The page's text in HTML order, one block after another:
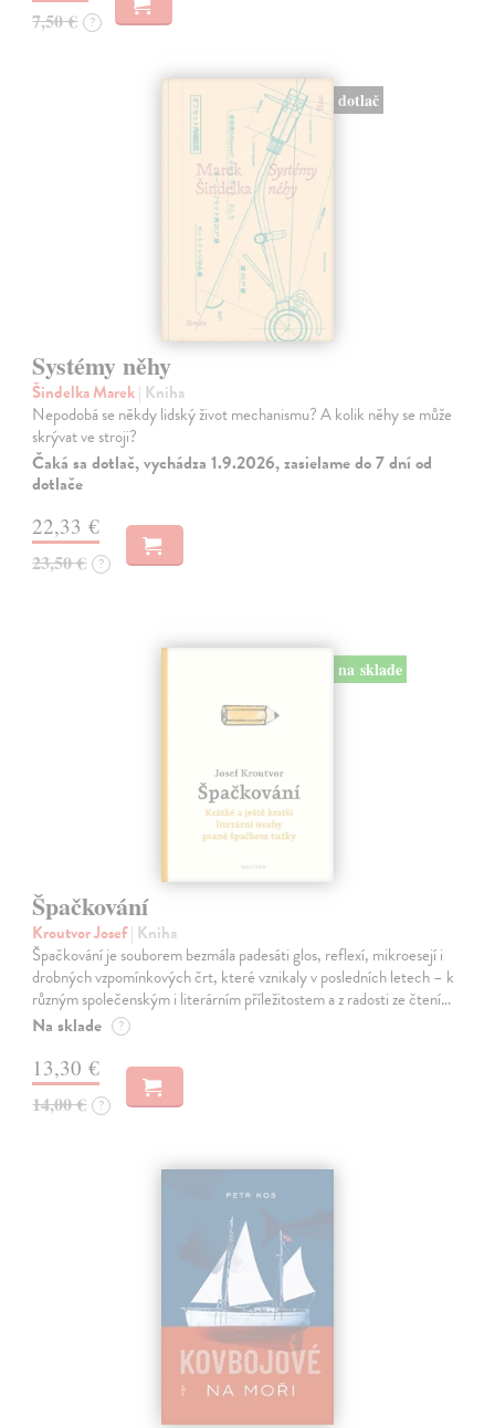
7,50 € ?
dotlač
Systémy něhy
Šindelka Marek| Kniha
Nepodobá se někdy lidský život mechanismu? A kolik něhy se může
skrývat ve stroji?
Čaká sa dotlač, vychádza 1.9.2026, zasielame do 7 dní od
dotlače
22,33 €
23,50 € ?
na sklade
Špačkování
Kroutvor Josef| Kniha
Špačkování je souborem bezmála padesáti glos, reflexí, mikroesejí i
drobných vzpomínkových črt, které vznikaly v posledních letech – k
různým společenským i literárním příležitostem a z radosti ze čtení…
Na sklade ?
13,30 €
14,00 € ?